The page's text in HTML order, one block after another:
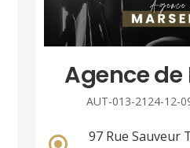
Agence
AUT-013-2124-12-
97 Rue Sauveur